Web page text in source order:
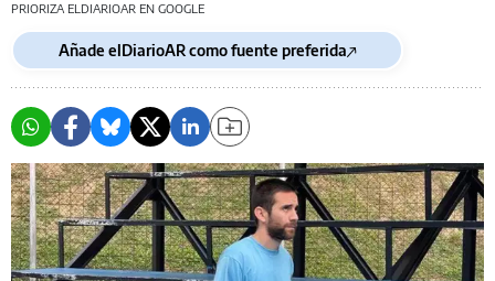
PRIORIZA ELDIARIOAR EN GOOGLE
Añade elDiarioAR como fuente preferida